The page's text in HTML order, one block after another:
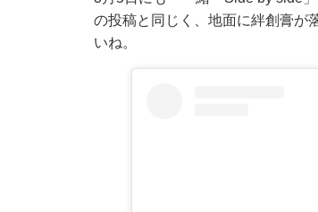
の投稿と同じく、地面に絆創膏が
いね。